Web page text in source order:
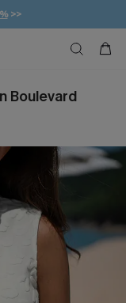
>>
49€
Boulevard